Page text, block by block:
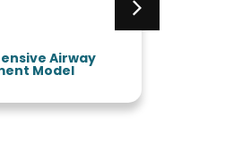
Airway
Model